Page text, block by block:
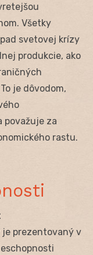
Všetky
svetovej krízy
produkcie, ako
je dôvodom,
považuje za
rastu.
prezentovaný v